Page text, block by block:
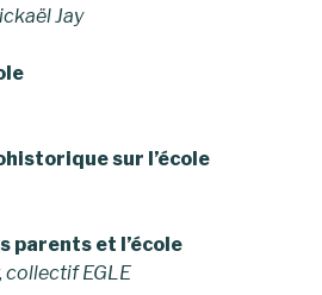
Jay
sur l’école
parents et l’école
collectif EGLE